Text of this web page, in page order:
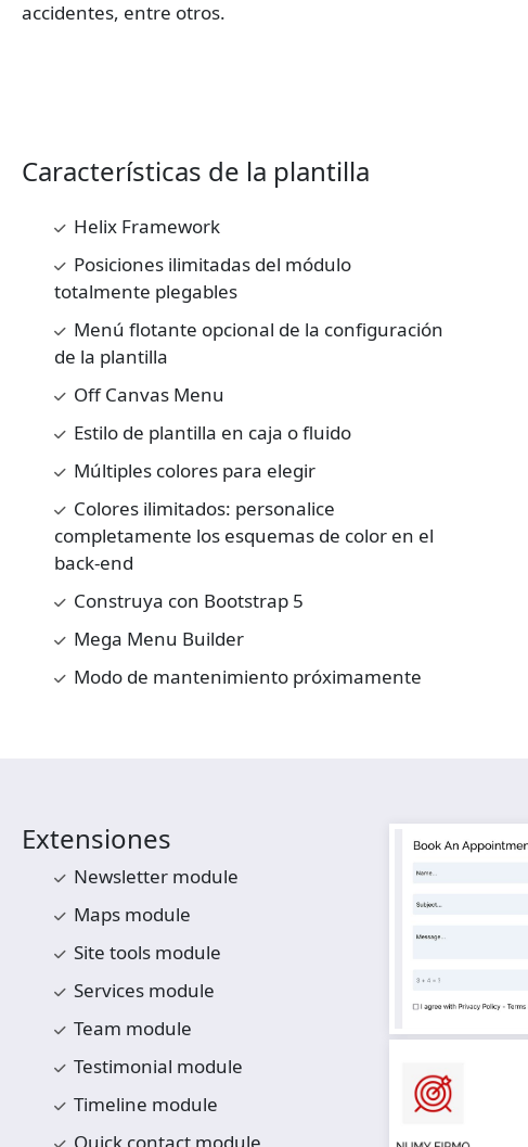
accidentes, entre otros.
Características de la plantilla
Helix Framework
Posiciones ilimitadas del módulo
totalmente plegables
Menú flotante opcional de la configuración
de la plantilla
Off Canvas Menu
Estilo de plantilla en caja o fluido
Múltiples colores para elegir
Colores ilimitados: personalice
completamente los esquemas de color en el
back-end
Construya con Bootstrap 5
Mega Menu Builder
Modo de mantenimiento próximamente
Extensiones
Newsletter module
Maps module
Site tools module
Services module
Team module
Testimonial module
Timeline module
Quick contact module